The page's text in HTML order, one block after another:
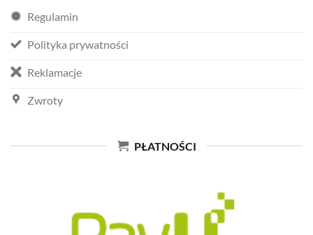
Regulamin
Polityka prywatności
Reklamacje
Zwroty
PŁATNOŚCI